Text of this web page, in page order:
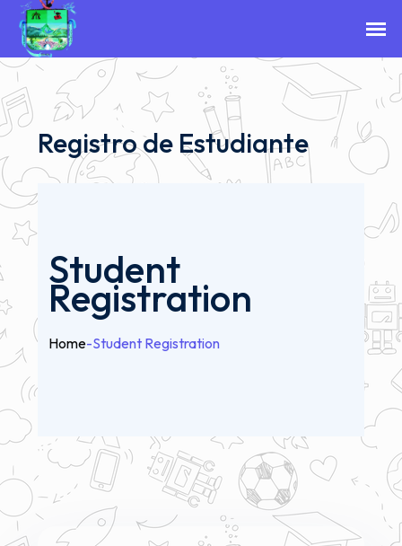
Registro de Estudiante
Student
Registration
Home-Student Registration